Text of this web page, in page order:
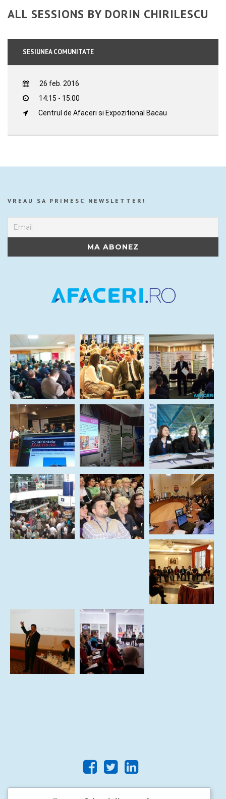
ALL SESSIONS BY DORIN CHIRILESCU
SESIUNEA COMUNITATE
26 feb. 2016
14:15 - 15:00
Centrul de Afaceri si Expozitional Bacau
VREAU SA PRIMESC NEWSLETTER!